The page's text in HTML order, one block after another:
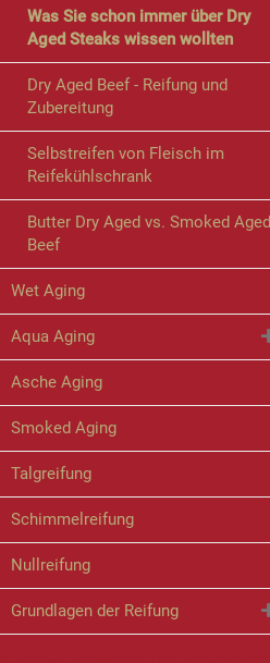
Was Sie schon immer über Dry
Aged Steaks wissen wollten
Dry Aged Beef - Reifung und
Zubereitung
Selbstreifen von Fleisch im
Reifekühlschrank
Butter Dry Aged vs. Smoked Aged
Beef
Wet Aging
Aqua Aging
Asche Aging
Smoked Aging
Talgreifung
Schimmelreifung
Nullreifung
Grundlagen der Reifung